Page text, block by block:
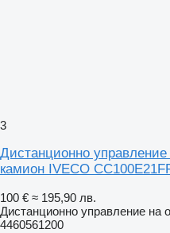
3
Дистанционно управление
камион IVECO
100 € ≈ 195,90 лв.
Дистанционно управление на
4460561200